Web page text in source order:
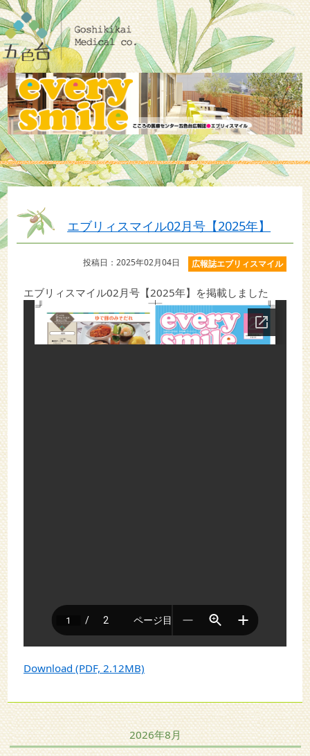
エブリィスマイル02月号【2025年】
広報誌エブリィスマイル
投稿日：2025年02月04日
エブリィスマイル02月号【2025年】を掲載しました
Download (PDF, 2.12MB)
2026年8月